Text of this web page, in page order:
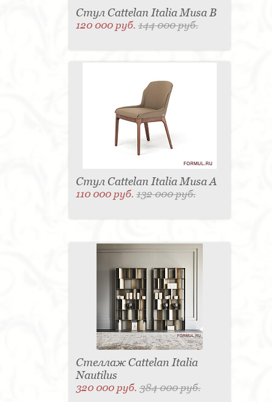
Стул Cattelan Italia Musa B
120 000 руб.144 000 руб.
Стул Cattelan Italia Musa A
110 000 руб.132 000 руб.
Стеллаж Cattelan Italia
Nautilus
320 000 руб.384 000 руб.